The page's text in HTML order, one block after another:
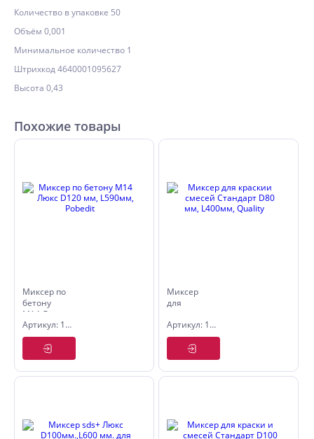
Количество в упаковке 50
Объём 0,001
Минимальное количество 1
Штрихкод 4640001095627
Высота 0,43
Похожие товары
Миксер по
бетону
M14 Люкс
D120 мм,
L590мм,
Pobedit
Артикул: 1093212
Миксер
для
смесей
Стандарт
D80 мм,
L400мм,
Quality
Артикул: 1090308